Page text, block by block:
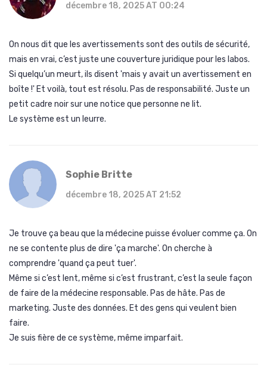
décembre 18, 2025 AT 00:24
On nous dit que les avertissements sont des outils de sécurité,
mais en vrai, c’est juste une couverture juridique pour les labos.
Si quelqu’un meurt, ils disent 'mais y avait un avertissement en
boîte !' Et voilà, tout est résolu. Pas de responsabilité. Juste un
petit cadre noir sur une notice que personne ne lit.
Le système est un leurre.
Sophie Britte
décembre 18, 2025 AT 21:52
Je trouve ça beau que la médecine puisse évoluer comme ça. On
ne se contente plus de dire 'ça marche'. On cherche à
comprendre 'quand ça peut tuer'.
Même si c’est lent, même si c’est frustrant, c’est la seule façon
de faire de la médecine responsable. Pas de hâte. Pas de
marketing. Juste des données. Et des gens qui veulent bien
faire.
Je suis fière de ce système, même imparfait.